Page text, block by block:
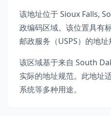
该地址位于Sioux Falls,
政编码区域。该位置具有
邮政服务（USPS）的地址
该区域基于来自 South
实际的地址规范。此地址
系统等多种用途。